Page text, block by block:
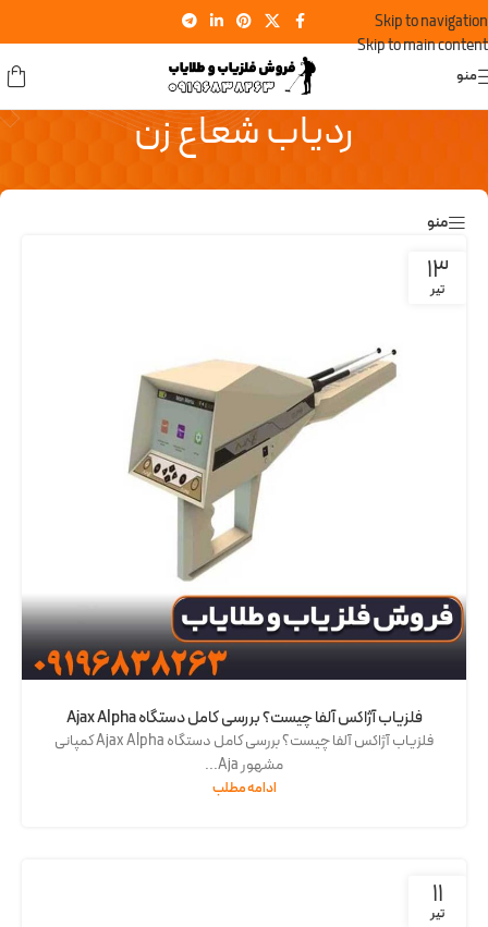
Skip to navigation
Skip to main content
منو
ردیاب شعاع زن
منو
13
تیر
فلزیاب آژاکس آلفا چیست؟ بررسی کامل دستگاه Ajax Alpha
فلزیاب آژاکس آلفا چیست؟ بررسی کامل دستگاه Ajax Alpha کمپانی
مشهور Aja...
ادامه مطلب
11
تیر